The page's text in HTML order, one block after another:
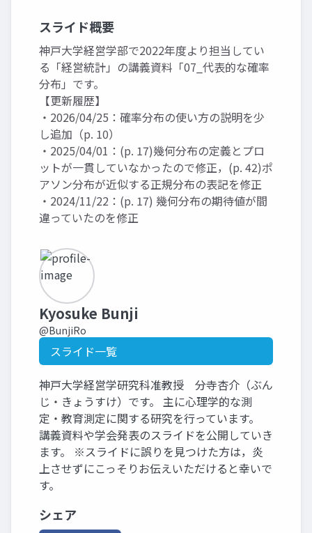
スライド概要
神戸大学経営学部で2022年度より担当してい
る「経営統計」の講義資料「07_代表的な確率
分布」です。
【更新履歴】
・2026/04/25：確率分布の使い方の説明を少
し追加（p. 10）
・2025/04/01：(p. 17)幾何分布の定義とプロ
ットが一貫していなかったので修正，(p. 42)ポ
アソン分布が近似する正規分布の表記を修正
・2024/11/22：(p. 17) 幾何分布の期待値が間
違っていたのを修正
Kyosuke Bunji
@BunjiRo
スライド一覧
神戸大学経営学研究科准教授 分寺杏介（ぶん
じ・きょうすけ）です。 主に心理学的な測
定・教育測定に関する研究を行っています。
講義資料や学会発表のスライドを公開していき
ます。 ※スライドに誤りを見つけた方は，炎
上させずにこっそりお伝えいただけると幸いで
す。
シェア